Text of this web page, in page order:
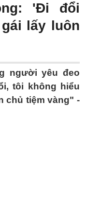
'Đi đổi
lấy luôn
người yêu đeo
tôi không hiểu
chủ tiệm vàng" -